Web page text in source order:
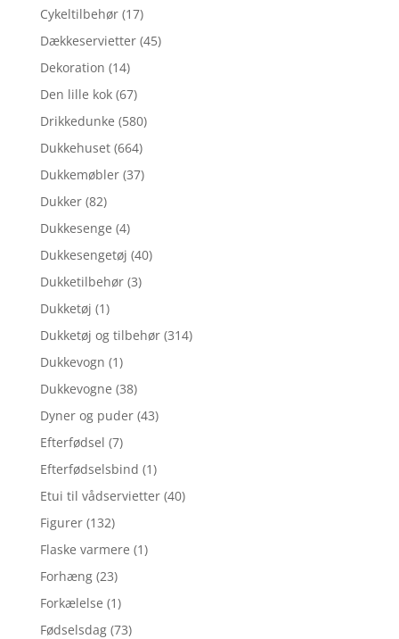
Cykeltilbehør (17)
Dækkeservietter (45)
Dekoration (14)
Den lille kok (67)
Drikkedunke (580)
Dukkehuset (664)
Dukkemøbler (37)
Dukker (82)
Dukkesenge (4)
Dukkesengetøj (40)
Dukketilbehør (3)
Dukketøj (1)
Dukketøj og tilbehør (314)
Dukkevogn (1)
Dukkevogne (38)
Dyner og puder (43)
Efterfødsel (7)
Efterfødselsbind (1)
Etui til vådservietter (40)
Figurer (132)
Flaske varmere (1)
Forhæng (23)
Forkælelse (1)
Fødselsdag (73)